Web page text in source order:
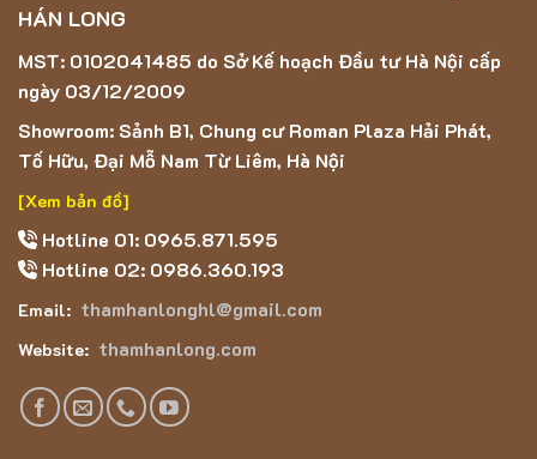
HÁN LONG
MST: 0102041485 do Sở Kế hoạch Đầu tư Hà Nội cấp
ngày 03/12/2009
Showroom: Sảnh B1, Chung cư Roman Plaza Hải Phát,
Tố Hữu, Đại Mỗ Nam Từ Liêm, Hà Nội
[Xem bản đồ]
Hotline 01: 0965.871.595
Hotline 02: 0986.360.193
Email: thamhanlonghl@gmail.com
Website: thamhanlong.com